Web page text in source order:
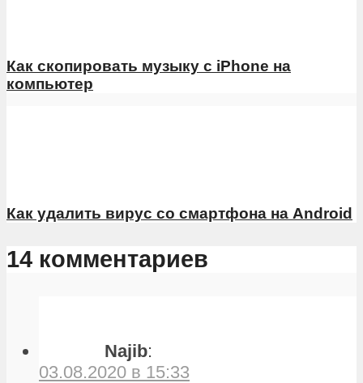
Как скопировать музыку с iPhone на
компьютер
Как удалить вирус со смартфона на Android
14 комментариев
Najib:
03.08.2020 в 15:33